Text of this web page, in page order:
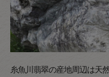
糸魚川翡翠の産地周辺は天